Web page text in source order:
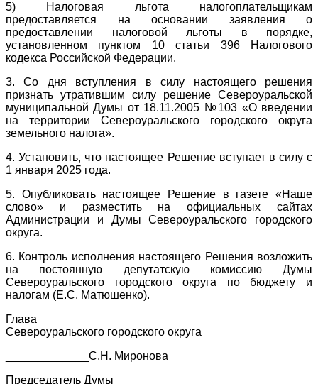
5) Налоговая льгота налогоплательщикам
предоставляется на основании заявления о
предоставлении налоговой льготы в порядке,
установленном пунктом 10 статьи 396 Налогового
кодекса Российской Федерации.
3. Со дня вступления в силу настоящего решения
признать утратившим силу решение Североуральской
муниципальной Думы от 18.11.2005 №103 «О введении
на территории Североуральского городского округа
земельного налога».
4. Установить, что настоящее Решение вступает в силу с
1 января 2025 года.
5. Опубликовать настоящее Решение в газете «Наше
слово» и разместить на официальных сайтах
Администрации и Думы Североуральского городского
округа.
6. Контроль исполнения настоящего Решения возложить
на постоянную депутатскую комиссию Думы
Североуральского городского округа по бюджету и
налогам (Е.С. Матюшенко).
Глава
Североуральского городского округа
_____________С.Н. Миронова
Председатель Думы